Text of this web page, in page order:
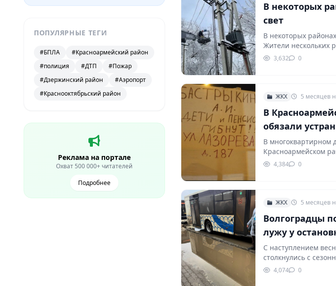
ПОПУЛЯРНЫЕ ТЕГИ
#БПЛА
#Красноармейский район
#полиция
#ДТП
#Пожар
#Дзержинский район
#Аэропорт
#Краснооктябрьский район
Реклама на портале
Охват 500 000+ читателей
Подробнее
В некоторых
свет
В некоторых
Жители нескольких
перебоях с
3,632 0
ЖКХ 5 месяцев
В
обязали
доме на
В многоквартирном
Красноармейском
нарушения. По
4,384 0
ЖКХ 5 месяцев
Волгоградцы
лужу у
С наступлением
столкнулись с
крупные…
4,074 0